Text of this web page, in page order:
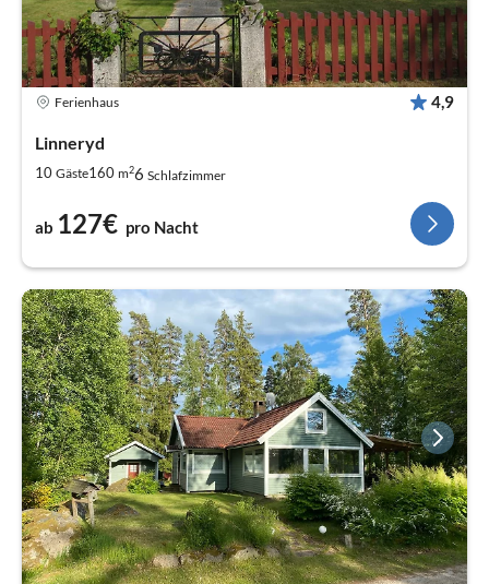
Ferienhaus 4,9
Linneryd
10 Gäste160 m26 Schlafzimmer
ab 127€ pro Nacht